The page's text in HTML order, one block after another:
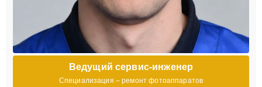
Ведущий сервис-инженер
Специализация – ремонт фотоаппаратов